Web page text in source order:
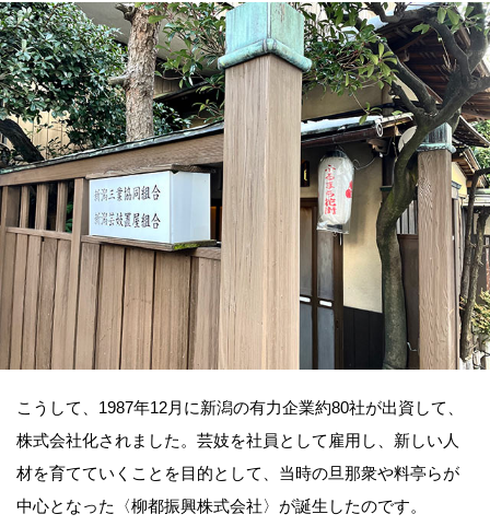
こうして、1987年12月に新潟の有力企業約80社が出資して、
株式会社化されました。芸妓を社員として雇用し、新しい人
材を育てていくことを目的として、当時の旦那衆や料亭らが
中心となった〈柳都振興株式会社〉が誕生したのです。